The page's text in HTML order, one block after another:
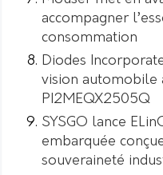
accompagner
consommation
Diodes
vision automobile
PI2MEQX2505Q
SYSGO lance
embarquée
souveraineté